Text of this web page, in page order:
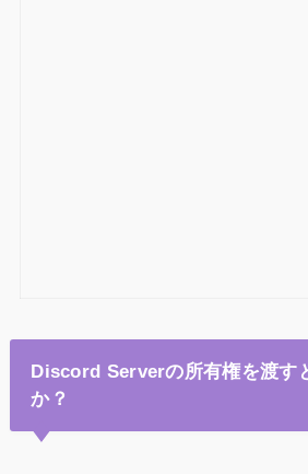
Discord Serverの所有権を渡す
か？